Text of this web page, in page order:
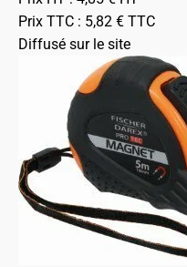
Prix TTC : 5,82 € TTC
Diffusé sur le site